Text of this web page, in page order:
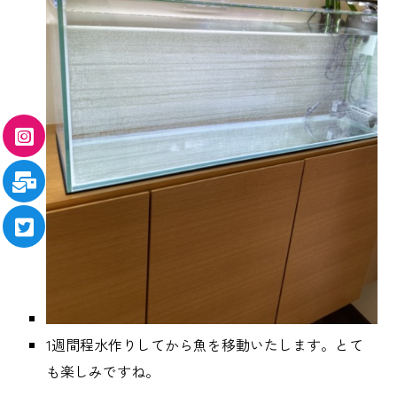
1週間程水作りしてから魚を移動いたします。とて
も楽しみですね。